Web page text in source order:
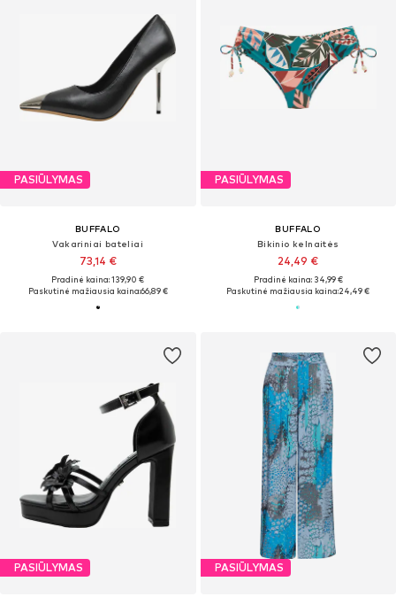
PASIŪLYMAS
BUFFALO
Vakariniai bateliai
73,14 €
Pradinė kaina: 139,90 €
Paskutinė mažiausia kaina:66,89 €
PASIŪLYMAS
BUFFALO
Bikinio kelnaitės
24,49 €
Pradinė kaina: 34,99 €
Paskutinė mažiausia kaina:24,49 €
PASIŪLYMAS PASIŪLYMAS